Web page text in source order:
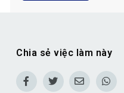
Chia sẻ việc làm này